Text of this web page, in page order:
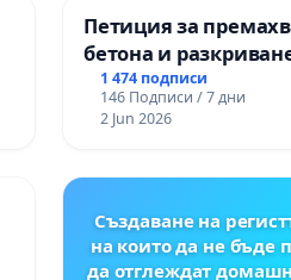
Петиция за
бетона и
античното сърце на
Могиланската
Враца
1 474 подписи
146 Подписи / 7 дни
2 Jun 2026
Създаване на
на които да не бъде
да отглеждат